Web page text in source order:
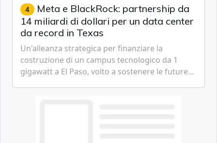
4 Meta e BlackRock: partnership da
14 miliardi di dollari per un data center
da record in Texas
Un'alleanza strategica per finanziare la
costruzione di un campus tecnologico da 1
gigawatt a El Paso, volto a sostenere le future